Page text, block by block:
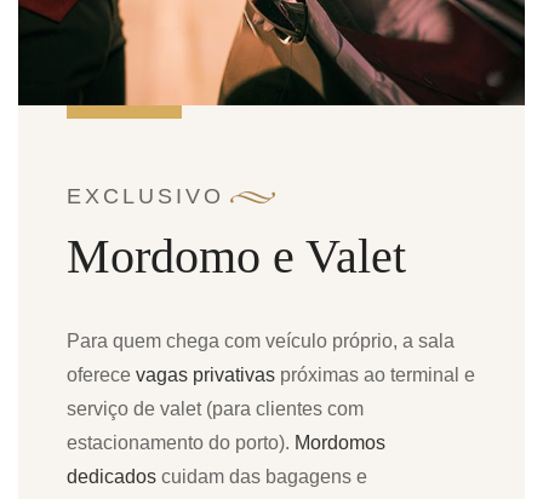
EXCLUSIVO
Mordomo e Valet
Para quem chega com veículo próprio, a sala
oferece vagas privativas próximas ao terminal e
serviço de valet (para clientes com
estacionamento do porto). Mordomos
dedicados cuidam das bagagens e